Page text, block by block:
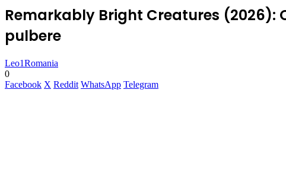
Remarkably Bright Creatures
pulbere
Leo1Romania
0
Facebook X Reddit WhatsApp Telegram